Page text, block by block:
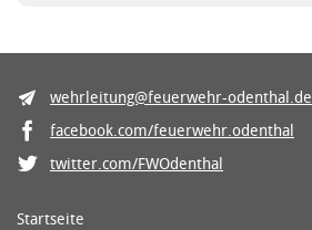
wehrleitung@feuerwehr-odenthal.de
facebook.com/feuerwehr.odenthal
twitter.com/FWOdenthal
Startseite